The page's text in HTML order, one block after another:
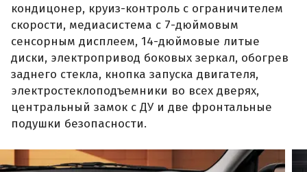
кондицонер, круиз-контроль с ограничителем
скорости, медиасистема с 7-дюймовым
сенсорным дисплеем, 14-дюймовые литые
диски, электропривод боковых зеркал, обогрев
заднего стекла, кнопка запуска двигателя,
электростеклоподъемники во всех дверях,
центральный замок с ДУ и две фронтальные
подушки безопасности.